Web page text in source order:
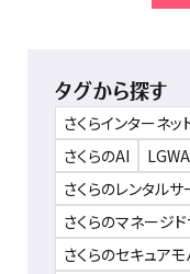
タグから探す
さくらインターネ
さくらのAI
さくらのレンタル
さくらのマネージ
さくらのセキュア